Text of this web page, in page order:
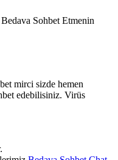
Bedava Sohbet Etmenin
mirci sizde hemen
edebilisiniz. Virüs